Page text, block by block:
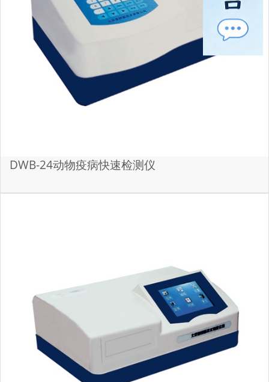
DWB-24动物疫病快速检测仪